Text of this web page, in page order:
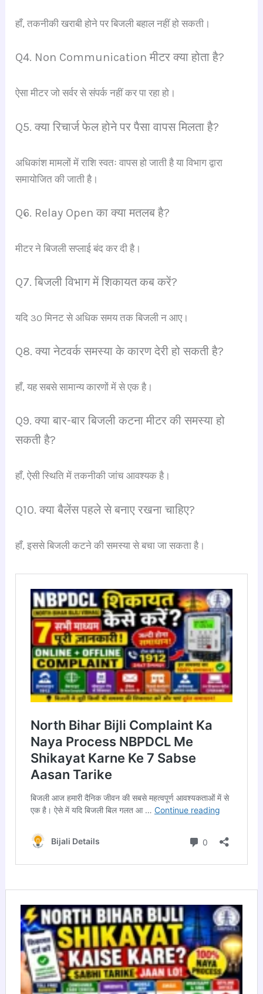
हाँ, तकनीकी खराबी होने पर बिजली बहाल नहीं हो सकती।
Q4. Non Communication मीटर क्या होता है?
ऐसा मीटर जो सर्वर से संपर्क नहीं कर पा रहा हो।
Q5. क्या रिचार्ज फेल होने पर पैसा वापस मिलता है?
अधिकांश मामलों में राशि स्वतः वापस हो जाती है या विभाग द्वारा
समायोजित की जाती है।
Q6. Relay Open का क्या मतलब है?
मीटर ने बिजली सप्लाई बंद कर दी है।
Q7. बिजली विभाग में शिकायत कब करें?
यदि 30 मिनट से अधिक समय तक बिजली न आए।
Q8. क्या नेटवर्क समस्या के कारण देरी हो सकती है?
हाँ, यह सबसे सामान्य कारणों में से एक है।
Q9. क्या बार-बार बिजली कटना मीटर की समस्या हो
सकती है?
हाँ, ऐसी स्थिति में तकनीकी जांच आवश्यक है।
Q10. क्या बैलेंस पहले से बनाए रखना चाहिए?
हाँ, इससे बिजली कटने की समस्या से बचा जा सकता है।